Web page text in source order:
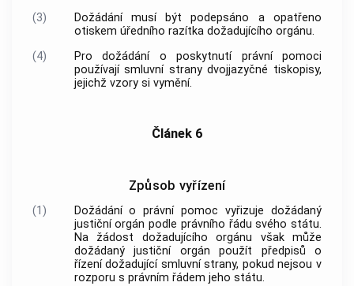
(3)
Dožádání musí být podepsáno a opatřeno
otiskem úředního razítka dožadujícího orgánu.
(4)
Pro dožádání o poskytnutí právní pomoci
používají smluvní strany dvojjazyčné tiskopisy,
jejichž vzory si vymění.
Článek 6
Způsob vyřízení
(1)
Dožádání o právní pomoc vyřizuje dožádaný
justiční orgán podle právního řádu svého státu.
Na žádost dožadujícího orgánu však může
dožádaný justiční orgán použít předpisů o
řízení dožadující smluvní strany, pokud nejsou v
rozporu s právním řádem jeho státu.